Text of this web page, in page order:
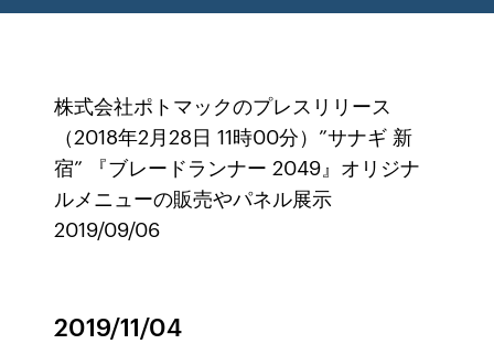
株式会社ポトマックのプレスリリース
（2018年2月28日 11時00分）”サナギ 新
宿” 『ブレードランナー 2049』オリジナ
ルメニューの販売やパネル展示
2019/09/06
2019/11/04